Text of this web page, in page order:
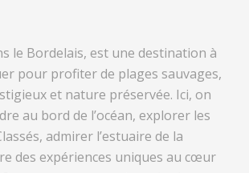
le Bordelais, est une destination à
pour profiter de plages sauvages,
et nature préservée. Ici, on
au bord de l’océan, explorer les
admirer l’estuaire de la
des expériences uniques au cœur